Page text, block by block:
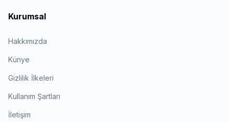
Kurumsal
Hakkımızda
Künye
Gizlilik İlkeleri
Kullanım Şartları
İletişim